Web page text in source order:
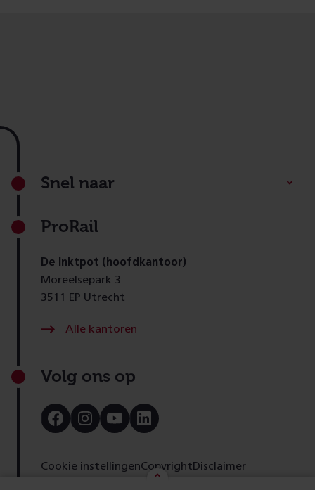
Footer
Snel naar
ProRail
De Inktpot (hoofdkantoor)
Moreelsepark 3
3511 EP Utrecht
Alle kantoren
Volg ons op
Bezoek
onze
Bezoek
onze
Bezoek
onze
Bezoek
onze
Cookie instellingenCopyright Disclaimer